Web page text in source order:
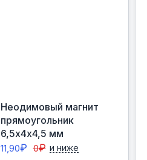
Неодимовый магнит
прямоугольник
6,5х4х4,5 мм
11,90₽ 0₽ и ниже